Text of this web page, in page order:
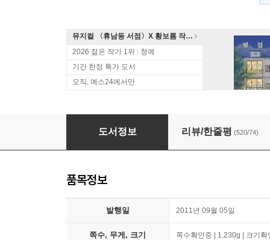
뮤지컬 〈휴남동 서점〉X 황보름 작가 북토크
2026 젊은 작가 1위 : 청예
기간 한정 특가 도서
오직, 예스24에서만
청소년에게 선물해도 좋을 소설 세트
도서정보 리뷰/한줄평 (520/74)
품목정보
발행일 2011년 09월 05일
쪽수, 무게, 크기 쪽수확인중 | 1,230g | 크기확